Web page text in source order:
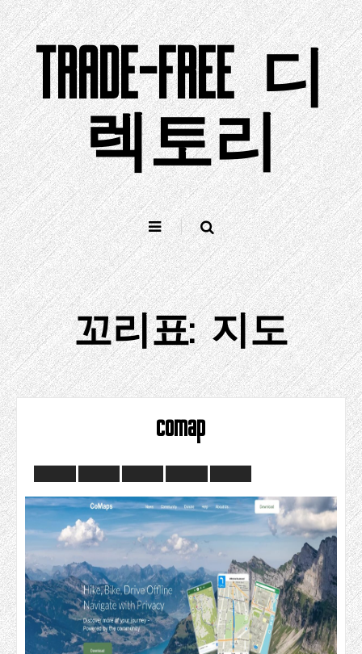
컨
텐
츠
로
건
너
뛰
기
TRADE-FREE 디
렉토리
꼬리표:지도
comap